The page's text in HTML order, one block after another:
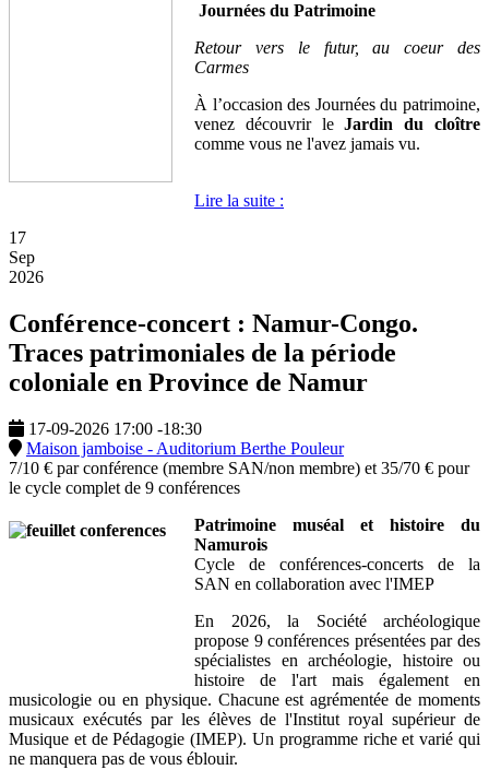
Journées du Patrimoine
Retour vers le futur, au coeur des
Carmes
À l’occasion des Journées du patrimoine,
venez découvrir leJardin du cloître
comme vous ne l'avez jamais vu.
Lire la suite :
17
Sep
2026
Conférence-concert : Namur-Congo.
Traces patrimoniales de la période
coloniale en Province de Namur
17-09-2026 17:00 -18:30
Maison jamboise - Auditorium Berthe Pouleur
7/10 € par conférence (membre SAN/non membre) et 35/70 € pour
le cycle complet de 9 conférences
Patrimoine muséal et histoire du
Namurois
Cycle de conférences-concerts de la
SAN en collaboration avec l'IMEP
En 2026, la Société archéologique
propose 9 conférences présentées par des
spécialistes en archéologie, histoire ou
histoire de l'art mais également en
musicologie ou en physique. Chacune est agrémentée de moments
musicaux exécutés par les élèves de l'Institut royal supérieur de
Musique et de Pédagogie (IMEP). Un programme riche et varié qui
ne manquera pas de vous éblouir.